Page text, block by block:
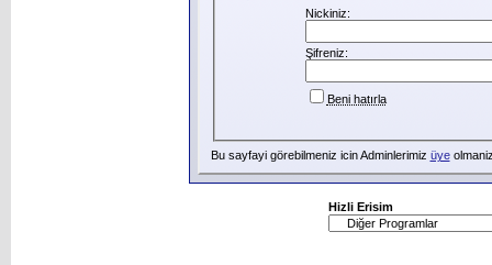
Nickiniz:
Şifreniz:
Beni hatırla
Bu sayfayi görebilmeniz icin Adminlerimiz üye
Hizli Erisim